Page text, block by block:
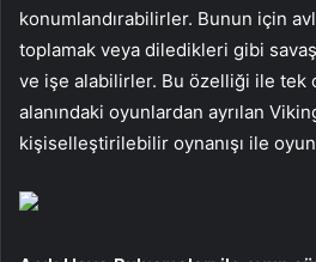
konumlandırabilirler. Bunun için
toplamak veya diledikleri gibi
ve işe alabilirler. Bu özelliği ile tek
alanındaki oyunlardan ayrılan
kişiselleştirilebilir oynanışı ile